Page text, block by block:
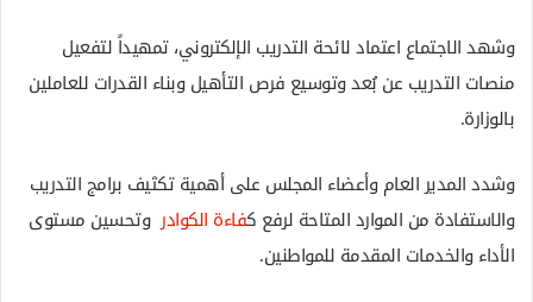
وشهد الاجتماع اعتماد لائحة التدريب الإلكتروني، تمهيداً لتفعيل
منصات التدريب عن بُعد وتوسيع فرص التأهيل وبناء القدرات للعاملين
بالوزارة.
وشدد المدير العام وأعضاء المجلس على أهمية تكثيف برامج التدريب
والاستفادة من الموارد المتاحة لرفع كفاءة الكوادروتحسين مستوى
الأداء والخدمات المقدمة للمواطنين.